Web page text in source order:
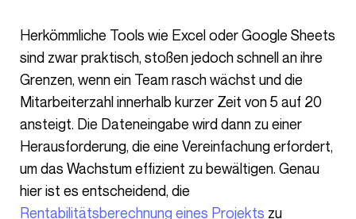
Herkömmliche Tools wie Excel oder Google Sheets
sind zwar praktisch, stoßen jedoch schnell an ihre
Grenzen, wenn ein Team rasch wächst und die
Mitarbeiterzahl innerhalb kurzer Zeit von 5 auf 20
ansteigt. Die Dateneingabe wird dann zu einer
Herausforderung, die eine Vereinfachung erfordert,
um das Wachstum effizient zu bewältigen. Genau
hier ist es entscheidend, die
Rentabilitätsberechnung eines Projekts zu